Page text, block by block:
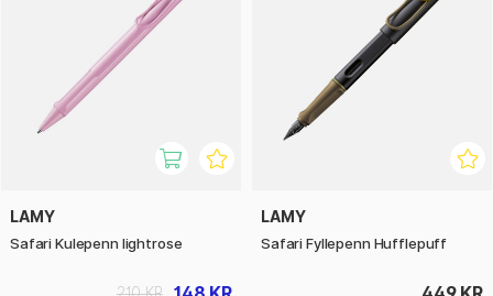
LAMY
Safari Kulepenn lightrose
210 KR
LAMY
Safari Fyllepenn Hufflepuff